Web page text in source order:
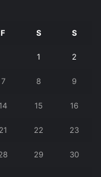
F S S
1 2
7 8 9
15 16
21 22 23
29 30